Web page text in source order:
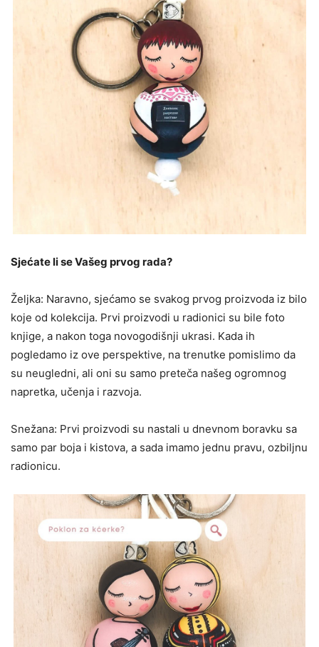
Sjećate li se Vašeg prvog rada?
Željka: Naravno, sjećamo se svakog prvog proizvoda iz bilo
koje od kolekcija. Prvi proizvodi u radionici su bile foto
knjige, a nakon toga novogodišnji ukrasi. Kada ih
pogledamo iz ove perspektive, na trenutke pomislimo da
su neugledni, ali oni su samo preteča našeg ogromnog
napretka, učenja i razvoja.
Snežana: Prvi proizvodi su nastali u dnevnom boravku sa
samo par boja i kistova, a sada imamo jednu pravu, ozbiljnu
radionicu.